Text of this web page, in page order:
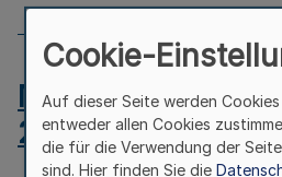
MB.NRW 2026
24.07.2026
Cookie-
Auf dieser Seite werden
entweder allen Cookies
die für die Verwendung der
sind. Hier finden Sie die